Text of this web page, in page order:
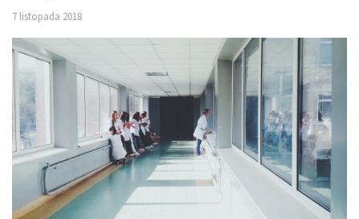
7 listopada 2018